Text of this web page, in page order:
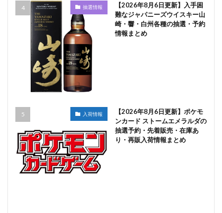
抽選情報
【2026年8月6日更新】入手困
難なジャパニーズウイスキー山
崎・響・白州各種の抽選・予約
情報まとめ
入荷情報
【2026年8月6日更新】ポケモ
ンカード ストームエメラルダの
抽選予約・先着販売・在庫あ
り・再販入荷情報まとめ